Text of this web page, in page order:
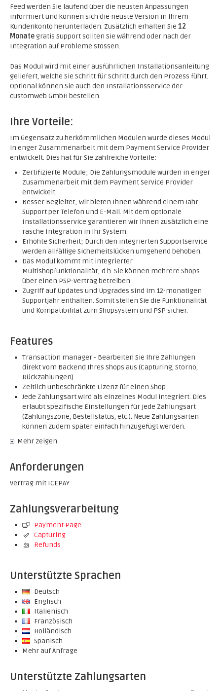
Feed werden Sie laufend über die neusten Anpassungen
informiert und können sich die neuste Version in Ihrem
Kundenkonto herunterladen. Zusätzlich erhalten Sie 12
Monategratis Support sollten Sie während oder nach der
Integration auf Probleme stossen.
Das Modul wird mit einer ausführlichen Installationsanleitung
geliefert, welche Sie Schritt für Schritt durch den Prozess führt.
Optional können Sie auch den Installationsservice der
customweb GmbH bestellen.
Ihre Vorteile:
Im Gegensatz zu herkömmlichen Modulen wurde dieses Modul
in enger Zusammenarbeit mit dem Payment Service Provider
entwickelt. Dies hat für Sie zahlreiche Vorteile:
Zertifizierte Module; Die Zahlungsmodule wurden in enger
Zusammenarbeit mit dem Payment Service Provider
entwickelt.
Besser Begleitet; Wir bieten Ihnen während einem Jahr
Support per Telefon und E-Mail. Mit dem optionale
Installationsservice garantieren wir Ihnen zusätzlich eine
rasche Integration in Ihr System.
Erhöhte Sicherheit; Durch den integrierten Supportservice
werden allfällige Sicherheitslücken umgehend behoben.
Das Modul kommt mit integrierter
Multishopfunktionalität; d.h. Sie können mehrere Shops
über einen PSP-Vertrag betreiben
Zugriff auf Updates und Upgrades sind im 12-monatigen
Supportjahr enthalten. Somit stellen Sie die Funktionalität
und Kompatibilität zum Shopsystem und PSP sicher.
Features
Transaction manager - Bearbeiten Sie Ihre Zahlungen
direkt vom Backend Ihres Shops aus (Capturing, Storno,
Rückzahlungen)
Zeitlich unbeschränkte Lizenz für einen Shop
Jede Zahlungsart wird als einzelnes Modul integriert. Dies
erlaubt spezifische Einstellungen für jede Zahlungsart
(Zahlungszone, Bestellstatus, etc.). Neue Zahlungsarten
können zudem später einfach hinzugefügt werden.
Mehr zeigen
Anforderungen
Vertrag mit ICEPAY
Zahlungsverarbeitung
Payment Page
Capturing
Refunds
Unterstützte Sprachen
Deutsch
Englisch
Italienisch
Französisch
Holländisch
Spanisch
Mehr auf Anfrage
Unterstützte Zahlungsarten